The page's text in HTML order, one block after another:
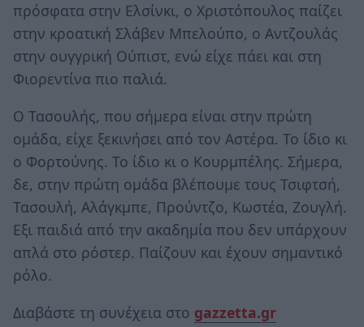
πρόσφατα στην Ελσίνκι, ο Χριστόπουλος παίζει
στην κροατική Σλάβεν Μπελούπο, ο Αντζουλάς
στην ουγγρική Ούπιστ, ενώ είχε πάει και στη
Φιορεντίνα πιο παλιά.
Ο Τασουλής, που σήμερα είναι στην πρώτη
ομάδα, είχε ξεκινήσει από τον Αστέρα. Το ίδιο κι
ο Φορτούνης. Το ίδιο κι ο Κουρμπέλης. Σήμερα,
δε, στην πρώτη ομάδα βλέπουμε τους Τσιφτσή,
Τασουλή, Αλάγκμπε, Προύντζο, Κωστέα, Ζουγλή.
Εξι παιδιά από την ακαδημία που δεν υπάρχουν
απλά στο ρόστερ. Παίζουν και έχουν σημαντικό
ρόλο.
Διαβάστε τη συνέχεια στο gazzetta.gr